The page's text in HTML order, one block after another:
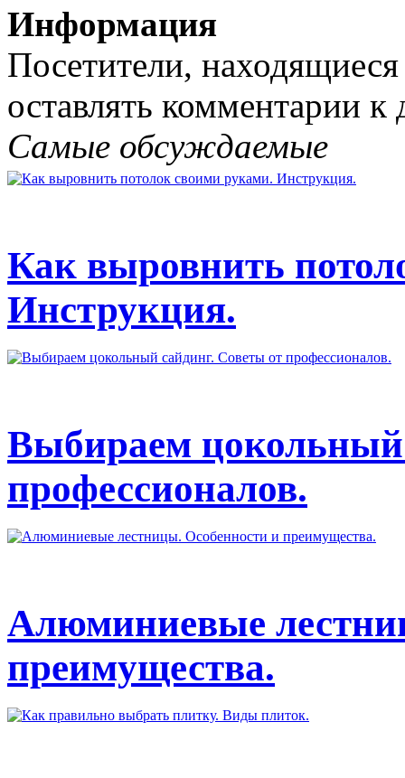
Информация
Посетители,
оставлять комментарии
Самые обсуждаемые
Как выровнить
Инструкция.
Выбираем цокольный
профессионалов.
Алюминиевые
преимущества.